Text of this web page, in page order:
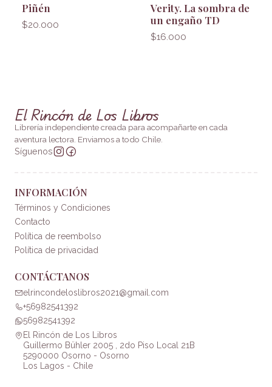
Piñén
$20.000
Verity. La sombra de
un engaño TD
$16.000
El Rincón de Los Libros
Librería independiente creada para acompañarte en cada
aventura lectora. Enviamos a todo Chile.
Síguenos
INFORMACIÓN
Términos y Condiciones
Contacto
Política de reembolso
Política de privacidad
CONTÁCTANOS
elrincondeloslibros2021@gmail.com
+56982541392
56982541392
El Rincón de Los Libros
Guillermo Bühler 2005 , 2do Piso Local 21B
5290000 Osorno - Osorno
Los Lagos - Chile